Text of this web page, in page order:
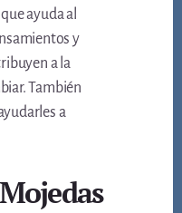
ayuda al
y
a la
También
a